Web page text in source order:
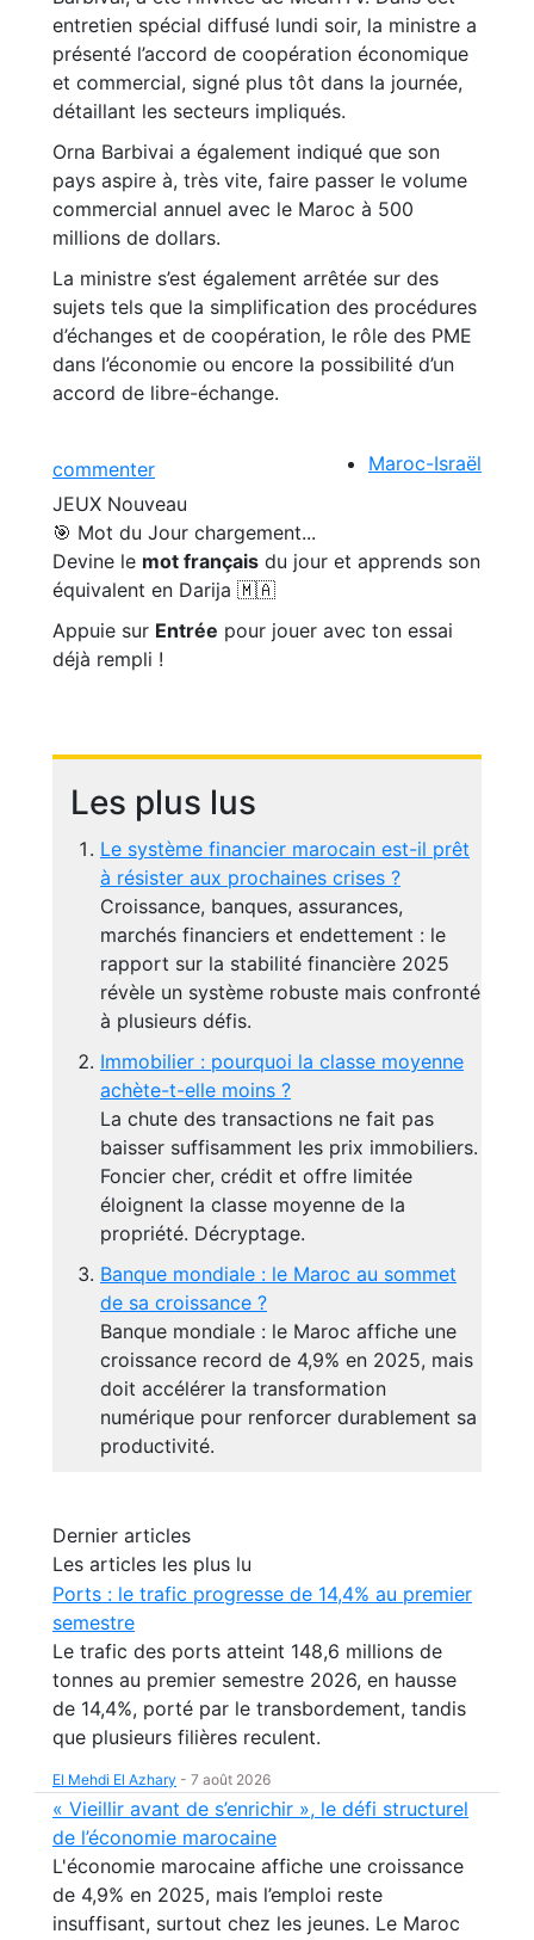
entretien spécial diffusé lundi soir, la ministre a
présenté l’accord de coopération économique
et commercial, signé plus tôt dans la journée,
détaillant les secteurs impliqués.
Orna Barbivai a également indiqué que son
pays aspire à, très vite, faire passer le volume
commercial annuel avec le Maroc à 500
millions de dollars.
La ministre s’est également arrêtée sur des
sujets tels que la simplification des procédures
d’échanges et de coopération, le rôle des PME
dans l’économie ou encore la possibilité d’un
accord de libre-échange.
commenter
Maroc-Israël
JEUX Nouveau
🎯 Mot du Jour chargement...
Devine le mot français du jour et apprends son
équivalent en Darija 🇲🇦
Appuie sur Entrée pour jouer avec ton essai
déjà rempli !
Les plus lus
Le système financier marocain est-il prêt
à résister aux prochaines crises ?
Croissance, banques, assurances,
marchés financiers et endettement : le
rapport sur la stabilité financière 2025
révèle un système robuste mais confronté
à plusieurs défis.
Immobilier : pourquoi la classe moyenne
achète-t-elle moins ?
La chute des transactions ne fait pas
baisser suffisamment les prix immobiliers.
Foncier cher, crédit et offre limitée
éloignent la classe moyenne de la
propriété. Décryptage.
Banque mondiale : le Maroc au sommet
de sa croissance ?
Banque mondiale : le Maroc affiche une
croissance record de 4,9% en 2025, mais
doit accélérer la transformation
numérique pour renforcer durablement sa
productivité.
Dernier articles
Les articles les plus lu
Ports : le trafic progresse de 14,4% au premier
semestre
Le trafic des ports atteint 148,6 millions de
tonnes au premier semestre 2026, en hausse
de 14,4%, porté par le transbordement, tandis
que plusieurs filières reculent.
El Mehdi El Azhary - 7 août 2026
« Vieillir avant de s’enrichir », le défi structurel
de l’économie marocaine
L'économie marocaine affiche une croissance
de 4,9% en 2025, mais l’emploi reste
insuffisant, surtout chez les jeunes. Le Maroc